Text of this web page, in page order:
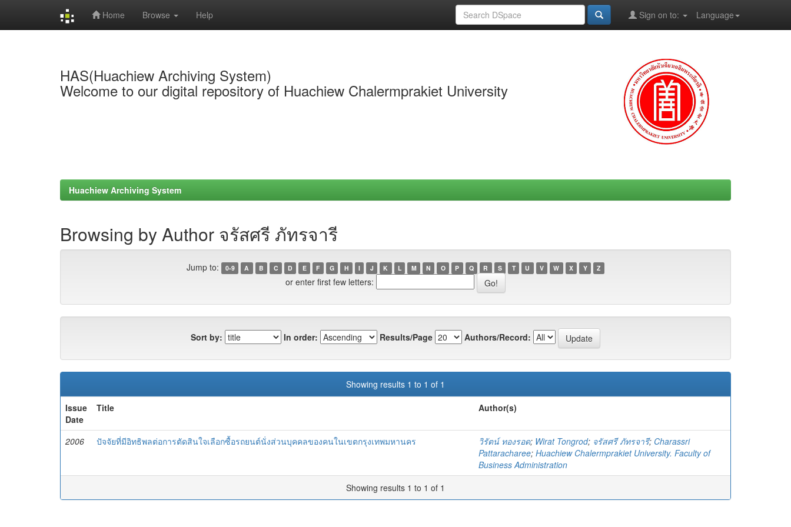
Home Browse Help Language
Sign on to:
HAS(Huachiew Archiving System)
Welcome to our digital repository of Huachiew Chalermprakiet University
Huachiew Archiving System
Browsing by Author จรัสศรี ภัทรจารี
Jump to: 0-9 A B C D E F G H I J K L M N O P Q R S T U V W X Y Z
or enter first few letters:
Sort by: In order: Results/Page Authors/Record:
Showing results 1 to 1 of 1
Issue
Date
Title Author(s)
2006 ปัจจัยที่มีอิทธิพลต่อการตัดสินใจเลือกซื้อรถยนต์นั่งส่วนบุคคลของคนในเขตกรุงเทพมหานคร วิรัตน์ ทองรอด; Wirat Tongrod; จรัสศรี ภัทรจารี; Charassri
Pattaracharee; Huachiew Chalermprakiet University. Faculty of
Business Administration
Showing results 1 to 1 of 1